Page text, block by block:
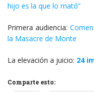
hijo es la que lo mató”
Primera audiencia:
la Masacre de Monte
La elevación a juicio: 24
Comparte esto: